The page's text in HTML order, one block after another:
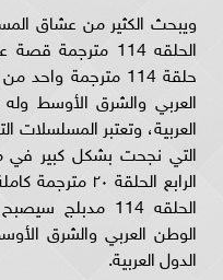
ويبحث الكثير من عشاق
الحلقه 114
حلقة 114 مترجمة
العربي والشرق الأوسط
العربية، وتعتبر المسلسلات
التي نجحت بشكل كبير في
الرابع الحلقة
الحلقه 114
الوطن العربي والشرق
الدول العربية.